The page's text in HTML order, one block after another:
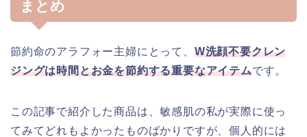
まとめ
節約命のアラフォー主婦にとって、 W洗顔不要クレン
ジングは時間とお金を節約する重要なアイテムです。
この記事で紹介した商品は、敏感肌の私が実際に使っ
てみてどれもよかったものばかりですが、個人的には